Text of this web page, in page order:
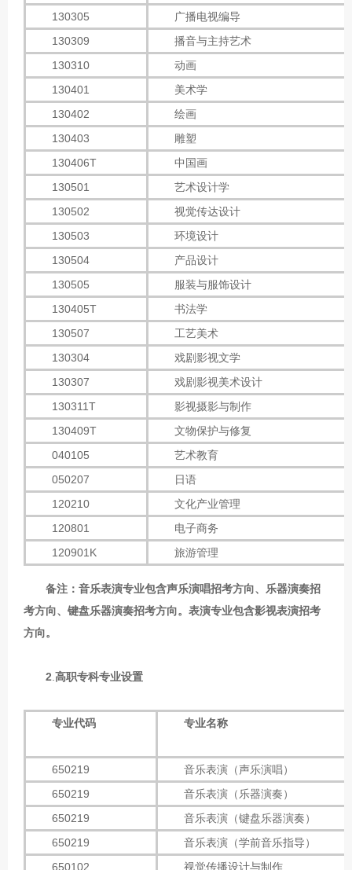
130305
广播电视编导
130309
播音与主持艺术
130310
动画
130401
美术学
130402
绘画
130403
雕塑
130406T
中国画
130501
艺术设计学
130502
视觉传达设计
130503
环境设计
130504
产品设计
130505
服装与服饰设计
130405T
书法学
130507
工艺美术
130304
戏剧影视文学
130307
戏剧影视美术设计
130311T
影视摄影与制作
130409T
文物保护与修复
040105
艺术教育
050207
日语
120210
文化产业管理
120801
电子商务
120901K
旅游管理
备注：音乐表演专业包含声乐演唱招考方向、乐器演奏招
考方向、键盘乐器演奏招考方向。表演专业包含影视表演招考
方向。
2 高职专科专业设置
专业代码 专业名称
650219
音乐表演（声乐演唱）
650219
音乐表演（乐器演奏）
650219
音乐表演（键盘乐器演奏）
650219
音乐表演（学前音乐指导）
650102
视觉传播设计与制作